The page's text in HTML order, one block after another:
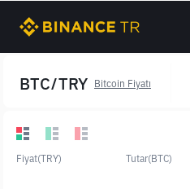
Fiyat(TRY)
Tutar(BTC)
BTC/TRY Bitcoin Fiyatı